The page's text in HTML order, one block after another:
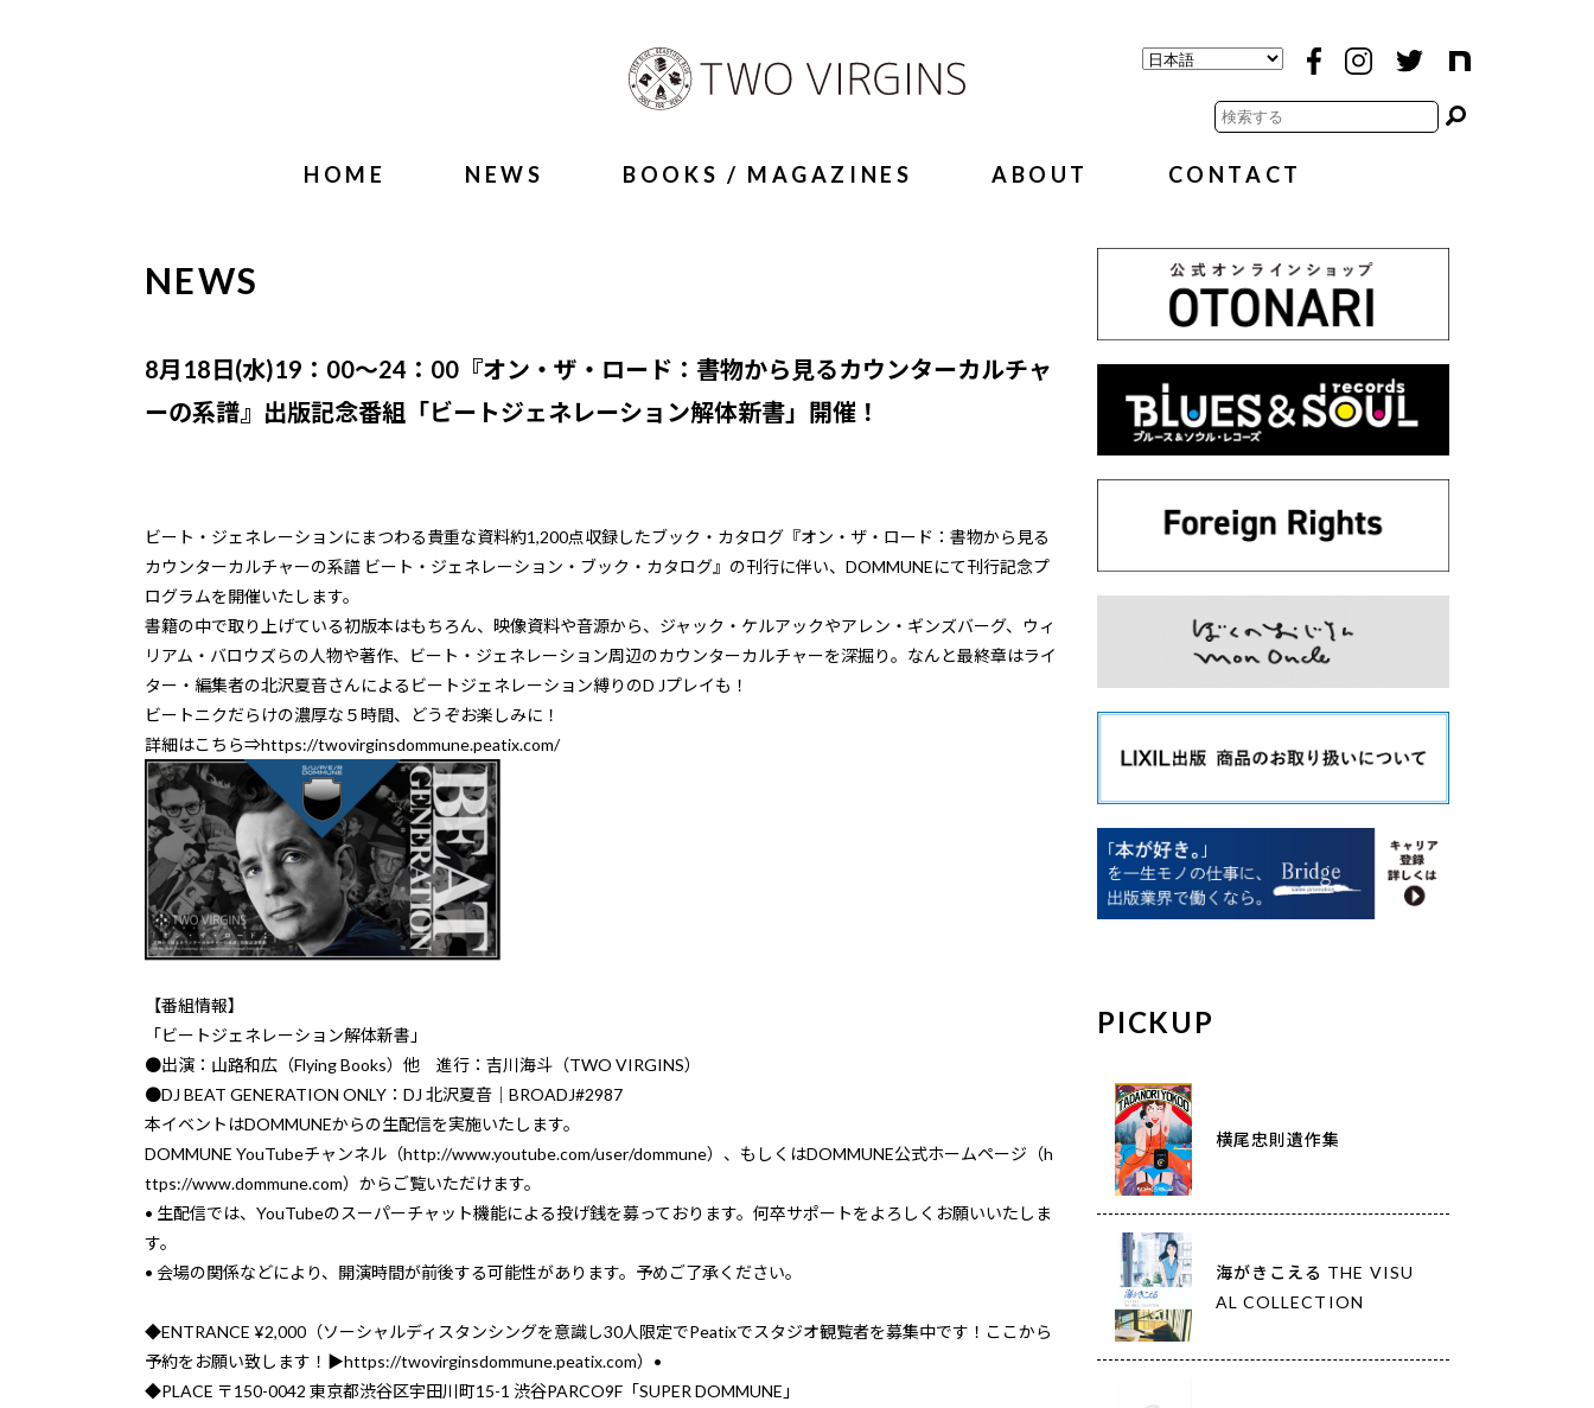
HOME NEWS BOOKS / MAGAZINES ABOUT CONTACT
NEWS
8月18日(水)19：00～24：00『オン・ザ・ロード：書物から見るカウンターカルチャ
ーの系譜』出版記念番組「ビートジェネレーション解体新書」開催！
ビート・ジェネレーションにまつわる貴重な資料約1,200点収録したブック・カタログ『オン・ザ・ロード：書物から見る
カウンターカルチャーの系譜 ビート・ジェネレーション・ブック・カタログ』の刊行に伴い、DOMMUNEにて刊行記念プ
ログラムを開催いたします。
書籍の中で取り上げている初版本はもちろん、映像資料や音源から、ジャック・ケルアックやアレン・ギンズバーグ、ウィ
リアム・バロウズらの人物や著作、ビート・ジェネレーション周辺のカウンターカルチャーを深掘り。なんと最終章はライ
ター・編集者の北沢夏音さんによるビートジェネレーション縛りのD Jプレイも！
ビートニクだらけの濃厚な５時間、どうぞお楽しみに！
詳細はこちら⇒https://twovirginsdommune.peatix.com/
【番組情報】
「ビートジェネレーション解体新書」
●出演：山路和広（Flying Books）他 進行：吉川海斗（TWO VIRGINS）
●DJ BEAT GENERATION ONLY：DJ 北沢夏音｜BROADJ#2987
本イベントはDOMMUNEからの生配信を実施いたします。
DOMMUNE YouTubeチャンネル（http://www.youtube.com/user/dommune）、もしくはDOMMUNE公式ホームページ（h
ttps://www.dommune.com）からご覧いただけます。
• 生配信では、YouTubeのスーパーチャット機能による投げ銭を募っております。何卒サポートをよろしくお願いいたしま
す。
• 会場の関係などにより、開演時間が前後する可能性があります。予めご了承ください。
◆ENTRANCE ¥2,000（ソーシャルディスタンシングを意識し30人限定でPeatixでスタジオ観覧者を募集中です！ここから
予約をお願い致します！▶︎https://twovirginsdommune.peatix.com）•
◆PLACE 〒150-0042 東京都渋谷区宇田川町15-1 渋谷PARCO9F「SUPER DOMMUNE」
PICKUP
横尾忠則遺作集
海がきこえる THE VISU
AL COLLECTION